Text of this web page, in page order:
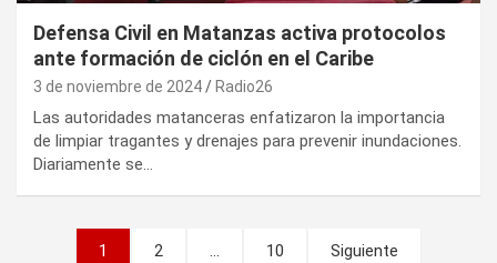
Defensa Civil en Matanzas activa protocolos
ante formación de ciclón en el Caribe
3 de noviembre de 2024 Radio26
Las autoridades matanceras enfatizaron la importancia
de limpiar tragantes y drenajes para prevenir inundaciones.
Diariamente se…
1 2 … 10 Siguiente